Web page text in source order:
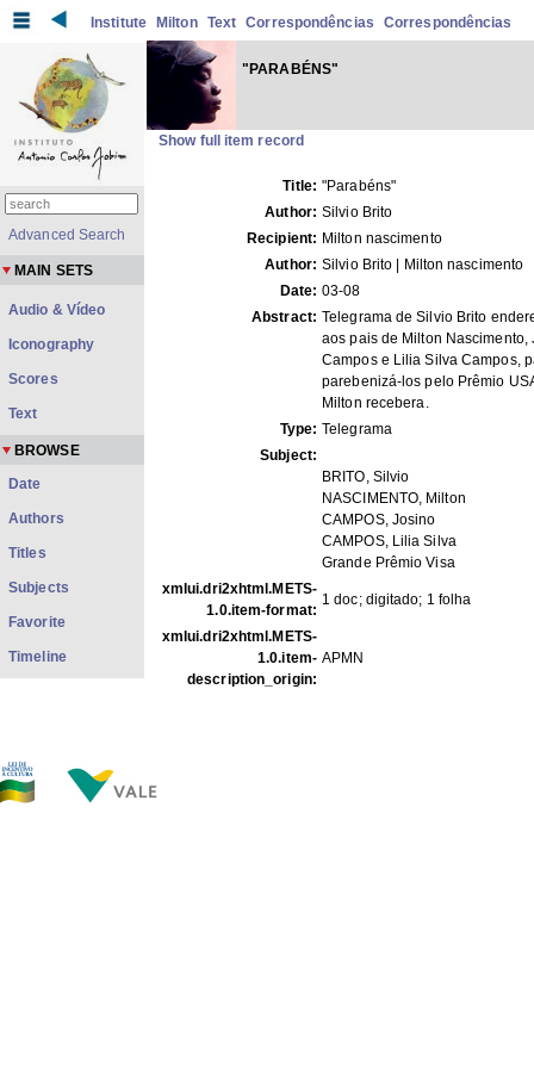
Institute Milton Text Correspondências Correspondências
"PARABÉNS"
Show full item record
Title: "Parabéns"
Author: Silvio Brito
Recipient: Milton nascimento
Author: Silvio Brito | Milton nascimento
Date: 03-08
Abstract: Telegrama de Silvio Brito
aos pais de Milton Nascimento,
Campos e Lilia Silva Campos,
parebenizá-los pelo Prêmio
Milton recebera.
Type: Telegrama
Subject:
BRITO, Silvio
NASCIMENTO, Milton
CAMPOS, Josino
CAMPOS, Lilia Silva
Grande Prêmio Visa
xmlui.dri2xhtml.METS-
1.0.item-format:
1 doc; digitado; 1 folha
xmlui.dri2xhtml.METS-
1.0.item-
description_origin:
APMN
Advanced Search
MAIN SETS
Audio & Vídeo
Iconography
Scores
Text
BROWSE
Date
Authors
Titles
Subjects
Favorite
Timeline